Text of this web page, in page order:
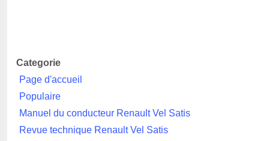
Categorie
Page d'accueil
Populaire
Manuel du conducteur Renault Vel Satis
Revue technique Renault Vel Satis